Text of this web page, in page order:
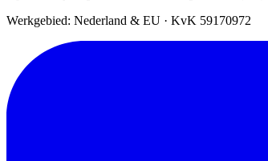
Werkgebied: Nederland & EU · KvK 59170972